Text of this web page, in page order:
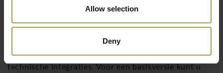
Allow selection
Deny
Veelgestelde vragen (FAQ)
Wat kost een receptiebalie?
van afmeting, materiaalkeuze, afwerking en
technische integraties. Voor een basisversie kunt u